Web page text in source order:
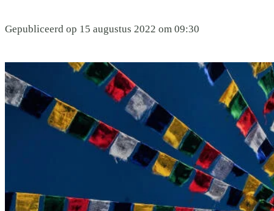
Gepubliceerd op 15 augustus 2022 om 09:30